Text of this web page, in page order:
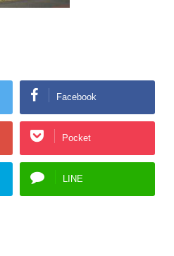
Facebook
Pocket
LINE